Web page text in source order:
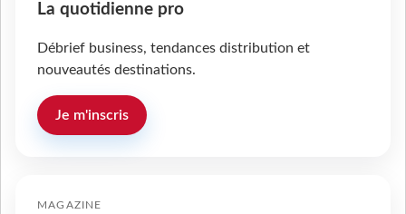
La quotidienne pro
Débrief business, tendances distribution et
nouveautés destinations.
Je m'inscris
MAGAZINE